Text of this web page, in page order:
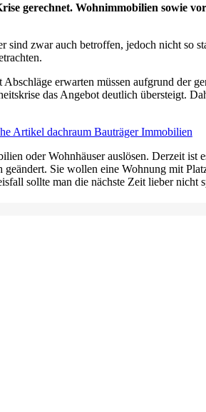
gerechnet. Wohnimmobilien sowie
zwar auch betroffen, jedoch nicht so
erwarten müssen aufgrund der
das Angebot deutlich übersteigt.
oder Wohnhäuser auslösen. Derzeit ist
Sie wollen eine Wohnung mit
sollte man die nächste Zeit lieber nicht